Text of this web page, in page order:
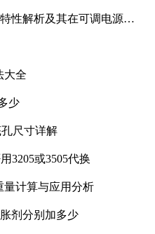
性解析及其在可调电源设
大全
少
尺寸详解
3205或3505代换
量计算与应用分析
剂分别加多少